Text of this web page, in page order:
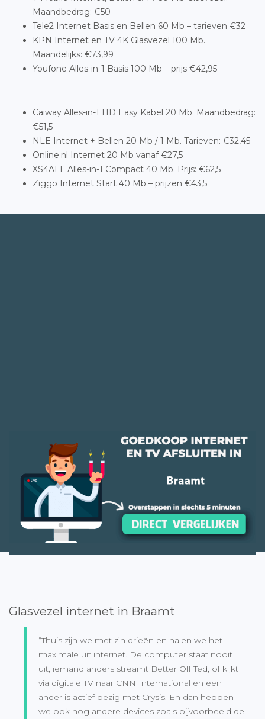
Maandbedrag: €50
Tele2 Internet Basis en Bellen 60 Mb – tarieven €32
KPN Internet en TV 4K Glasvezel 100 Mb.
Maandelijks: €73,99
Youfone Alles-in-1 Basis 100 Mb – prijs €42,95
Caiway Alles-in-1 HD Easy Kabel 20 Mb. Maandbedrag:
€51,5
NLE Internet + Bellen 20 Mb / 1 Mb. Tarieven: €32,45
Online.nl Internet 20 Mb vanaf €27,5
XS4ALL Alles-in-1 Compact 40 Mb. Prijs: €62,5
Ziggo Internet Start 40 Mb – prijzen €43,5
Glasvezel internet in Braamt
“Thuis zijn we met z’n drieën en halen we het
maximale uit internet. De computer staat nooit
uit, iemand anders streamt Better Off Ted, of kijkt
via digitale TV naar CNN International en een
ander is actief bezig met Crysis. En dan hebben
we ook nog andere devices zoals bijvoorbeeld de